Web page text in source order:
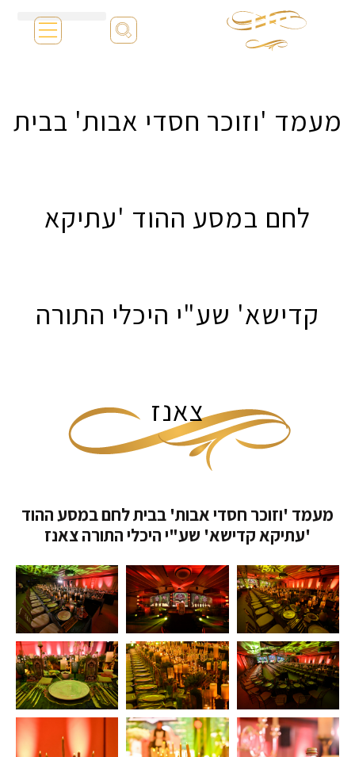
מעמד 'וזוכר חסדי אבות' בבית
לחם במסע ההוד 'עתיקא
קדישא' שע"י היכלי התורה
צאנז
מעמד 'וזוכר חסדי אבות' בבית לחם במסע ההוד
'עתיקא קדישא' שע"י היכלי התורה צאנז